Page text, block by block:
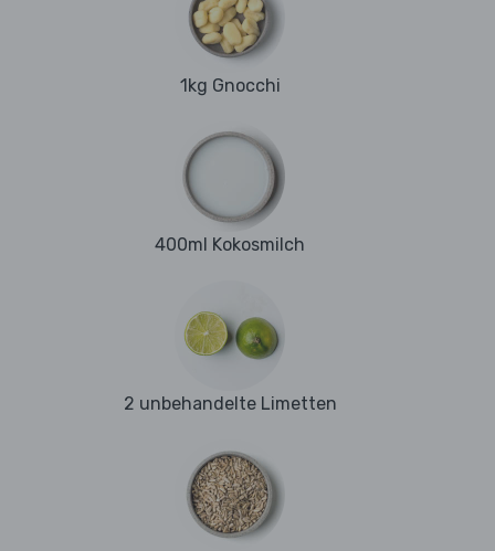
1kg Gnocchi
400ml Kokosmilch
2 unbehandelte Limetten